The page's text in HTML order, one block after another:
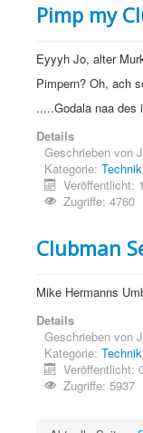
Pimp my
Eyyyh Jo, alter
Pimpern? Oh, ach
.....Godala naa des
Details
Geschrieben von
Kategorie:
Veröffentlicht:
Zugriffe: 4760
Clubman
Mike Hermanns
Details
Geschrieben von
Kategorie:
Veröffentlicht:
Zugriffe: 5937